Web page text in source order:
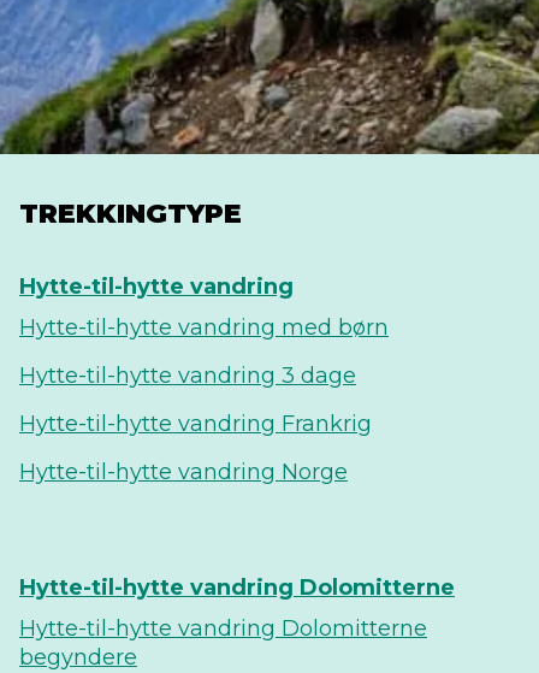
TREKKINGTYPE
Hytte-til-hytte vandring
Hytte-til-hytte vandring med børn
Hytte-til-hytte vandring 3 dage
Hytte-til-hytte vandring Frankrig
Hytte-til-hytte vandring Norge
Hytte-til-hytte vandring Dolomitterne
Hytte-til-hytte vandring Dolomitterne
begyndere